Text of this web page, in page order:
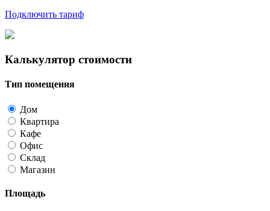
Подключить тариф
Калькулятор стоимости
Тип помещения
Дом
Квартира
Кафе
Офис
Склад
Магазин
Площадь